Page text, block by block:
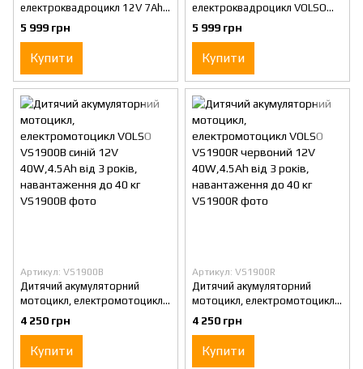
електроквадроцикл 12V 7Ah
VOLSO VS1288B2 з подвійним
мотором 2×25W та MP3,синій
до 40 кг
5 999 грн
Купити
електроквадроцикл VOLSO
VS1288G2 з подвійним
мотором 2×25W акумулятор
12V 7Ah та MP3-
плеєром,зелений до 40 кг
5 999 грн
Купити
Артикул: VS1900B
Дитячий акумуляторний
мотоцикл, електромотоцикл
VOLSO VS1900B синій 12V
40W,4.5Ah від 3 років,
навантаження до 40 кг
4 250 грн
Купити
Артикул: VS1900R
Дитячий акумуляторний
мотоцикл, електромотоцикл
VOLSO VS1900R червоний
12V 40W,4.5Ah від 3 років,
навантаження до 40 кг
4 250 грн
Купити